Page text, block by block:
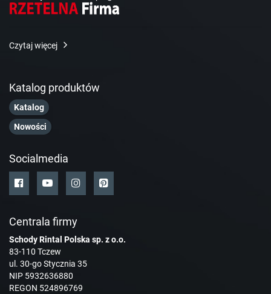
Czytaj więcej
Katalog produktów
Katalog
Nowości
Socialmedia
Centrala firmy
Schody Rintal Polska sp. z o.o.
83-110 Tczew
ul. 30-go Stycznia 35
NIP 5932636880
REGON 524896769